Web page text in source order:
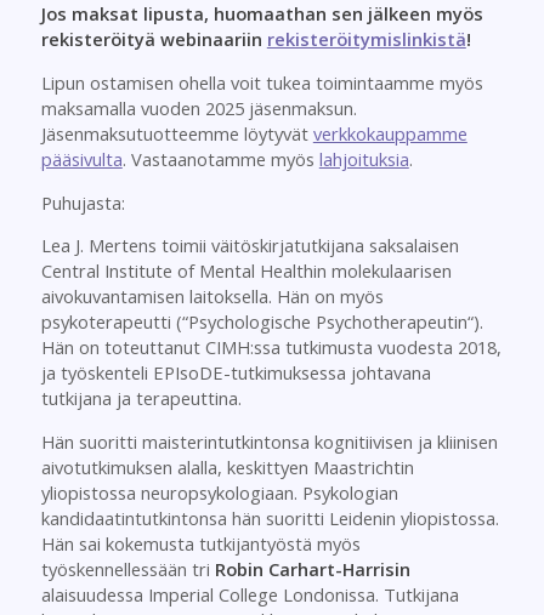
Jos maksat lipusta, huomaathan sen jälkeen myös
rekisteröityä webinaariin rekisteröitymislinkistä!
Lipun ostamisen ohella voit tukea toimintaamme myös
maksamalla vuoden 2025 jäsenmaksun.
Jäsenmaksutuotteemme löytyvät verkkokauppamme
pääsivulta. Vastaanotamme myös lahjoituksia.
Puhujasta:
Lea J. Mertens toimii väitöskirjatutkijana saksalaisen
Central Institute of Mental Healthin molekulaarisen
aivokuvantamisen laitoksella. Hän on myös
psykoterapeutti (“Psychologische Psychotherapeutin“).
Hän on toteuttanut CIMH:ssa tutkimusta vuodesta 2018,
ja työskenteli EPIsoDE-tutkimuksessa johtavana
tutkijana ja terapeuttina.
Hän suoritti maisterintutkintonsa kognitiivisen ja kliinisen
aivotutkimuksen alalla, keskittyen Maastrichtin
yliopistossa neuropsykologiaan. Psykologian
kandidaatintutkintonsa hän suoritti Leidenin yliopistossa.
Hän sai kokemusta tutkijantyöstä myös
työskennellessään tri Robin Carhart-Harrisin
alaisuudessa Imperial College Londonissa. Tutkijana